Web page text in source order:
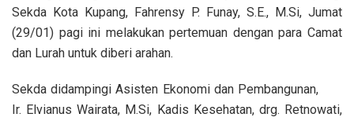
Sekda Kota Kupang, Fahrensy P. Funay, S.E., M.Si, Jumat
(29/01) pagi ini melakukan pertemuan dengan para Camat
dan Lurah untuk diberi arahan.
Sekda didampingi Asisten Ekonomi dan Pembangunan,
Ir. Elvianus Wairata, M.Si, Kadis Kesehatan, drg. Retnowati,